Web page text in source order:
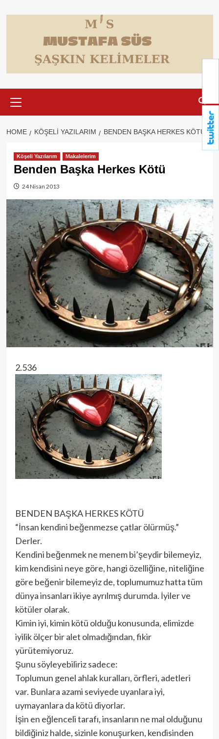
to
Menu
HOME KÖŞELI YAZILARIM BENDEN BAŞKA HERKES KÖTÜ
Köşeli Yazılarım Makalelerim
Benden Başka Herkes Kötü
24 Nisan 2013
2.536
BENDEN BAŞKA HERKES KÖTÜ
“İnsan kendini beğenmezse çatlar ölürmüş.”
Derler.
Kendini beğenmek ne menem bi’şeydir bilemeyiz,
kim kendisini neye göre, hangi özelliğine, niteliğine
göre beğenir bilemeyiz de, toplumumuz hatta tüm
dünya insanları ikiye ayrılmış durumda. İyiler ve
kötüler olarak.
Kimin iyi, kimin kötü olduğu konusunda, elimizde
iyilik ölçer bir alet olmadığından, fikir
yürütemiyoruz.
Şunu söyleyebiliriz sadece:
Toplumun genel ahlak kuralları, örfleri, adetleri
var. Bunlara azami seviyede uyanlara iyi,
uymayanlara da kötü diyorlar.
İşin en eğlenceli tarafı, insanların ne mal olduğunu
bildiğiniz halde, sizinle konuşurken, kendisinden